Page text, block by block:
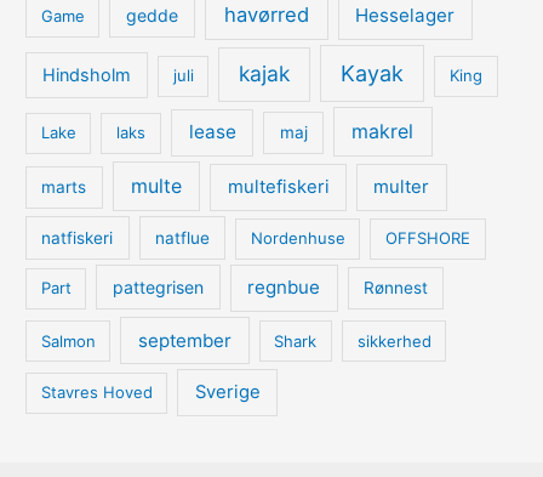
Game gedde havørred Hesselager
Hindsholm juli kajak Kayak King
Lake laks lease maj makrel
marts multe multefiskeri multer
natfiskeri natflue Nordenhuse OFFSHORE
Part pattegrisen regnbue Rønnest
Salmon september Shark sikkerhed
Stavres Hoved Sverige